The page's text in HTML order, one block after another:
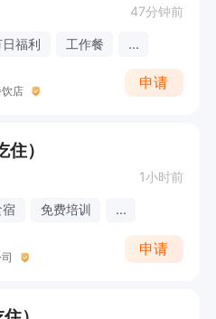
47分钟前
日福利 工作餐 ...
店
申请
）
1小时前
宿 免费培训 ...
申请